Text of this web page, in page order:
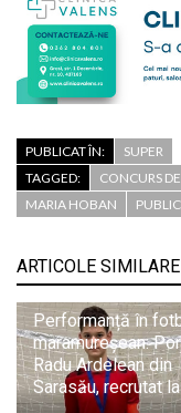
PUBLICAT ÎN:
SUPER
TAGGED:
CONCURS
MARIA HOBAN
ARTICOLE SIMILARE
Performanță în
maramureșean:
Radu Ardelean din
Sarasău, recrutat la